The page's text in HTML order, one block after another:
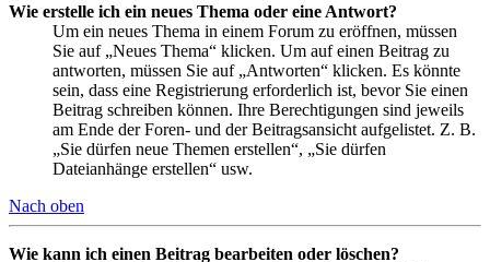
Wie erstelle ich ein neues Thema oder eine Antwort?
Um ein neues Thema in einem Forum zu eröffnen, müssen
Sie auf „Neues Thema“ klicken. Um auf einen Beitrag zu
antworten, müssen Sie auf „Antworten“ klicken. Es könnte
sein, dass eine Registrierung erforderlich ist, bevor Sie einen
Beitrag schreiben können. Ihre Berechtigungen sind jeweils
am Ende der Foren- und der Beitragsansicht aufgelistet. Z. B.
„Sie dürfen neue Themen erstellen“, „Sie dürfen
Dateianhänge erstellen“ usw.
Nach oben
Wie kann ich einen Beitrag bearbeiten oder löschen?